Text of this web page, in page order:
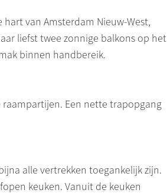
van Amsterdam Nieuw-West,
liefst twee zonnige balkons op het
binnen handbereik.
Een nette trapopgang
alle vertrekken toegankelijk zijn.
keuken. Vanuit de keuken